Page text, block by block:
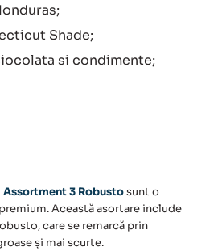
Shade;
si condimente;
Assortment 3 Robustosunt o
Această asortare include
care se remarcă prin
și mai scurte.